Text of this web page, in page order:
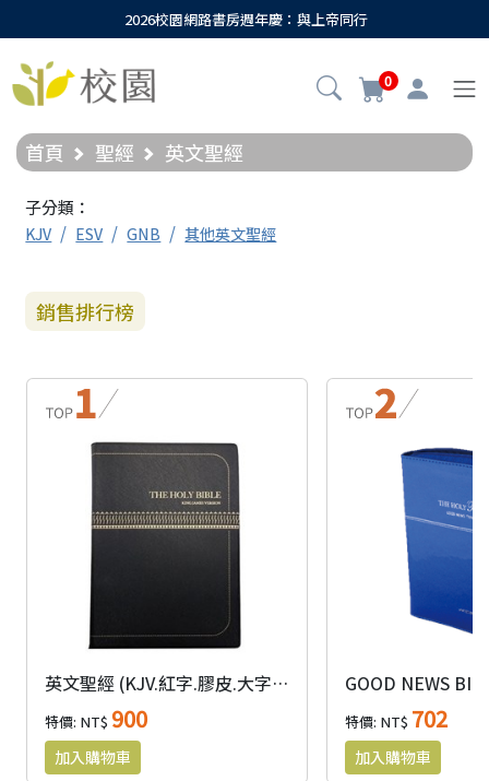
2026校園網路書房週年慶：與上帝同行
0
首頁 聖經 英文聖經
子分類：
KJV ESV GNB 其他英文聖經
銷售排行榜
英文聖經 (KJV.紅字.膠皮.大字.黑)
特價: NT$900 特價: NT$ 702